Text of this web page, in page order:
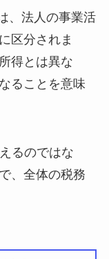
、法人の事業活
区分されま
得とは異な
ることを意味
るのではな
、全体の税務